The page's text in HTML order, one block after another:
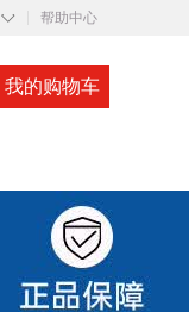
◇ 帮助中心
我的购物车